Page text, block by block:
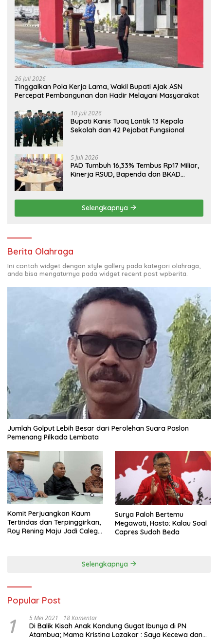
26 Juli 2026
Tinggalkan Pola Kerja Lama, Wakil Bupati Ajak ASN
Percepat Pembangunan dan Hadir Melayani Masyarakat
10 Juli 2026
Bupati Kanis Tuaq Lantik 13 Kepala
Sekolah dan 42 Pejabat Fungsional
5 Juli 2026
PAD Tumbuh 16,33% Tembus Rp17 Miliar,
Kinerja RSUD, Bapenda dan BKAD
Selengkapnya
Berita Olahraga
Ini contoh widget dengan style gallery pada kategori olahraga,
anda bisa mengaturnya pada widget recent post wpberita.
Jumlah Golput Lebih Besar dari Perolehan Suara Paslon
Pemenang Pilkada Lembata
Komit Perjuangkan Kaum
Tertindas dan Terpinggirkan,
Roy Rening Maju Jadi Caleg
Surya Paloh Bertemu
Megawati, Hasto: Kalau Soal
Capres Sudah Beda
Selengkapnya
Popular Post
1 5 Mei 2021 18 Komentar
Di Balik Kisah Anak Kandung Gugat Ibunya di PN
Atambua; Mama Kristina Lazakar : Saya Kecewa dan